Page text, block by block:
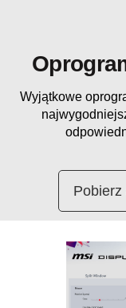
Wyjątkowe
Pobierz